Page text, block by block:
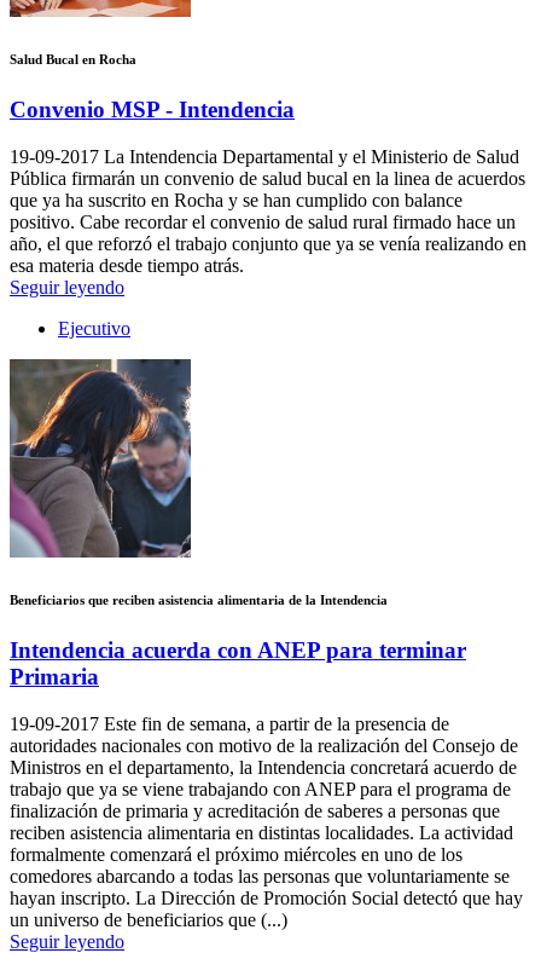
Salud Bucal en Rocha
Convenio MSP - Intendencia
19-09-2017 La Intendencia Departamental y el Ministerio de Salud
Pública firmarán un convenio de salud bucal en la linea de acuerdos
que ya ha suscrito en Rocha y se han cumplido con balance
positivo. Cabe recordar el convenio de salud rural firmado hace un
año, el que reforzó el trabajo conjunto que ya se venía realizando en
esa materia desde tiempo atrás.
Seguir leyendo
Ejecutivo
Beneficiarios que reciben asistencia alimentaria de la Intendencia
Intendencia acuerda con ANEP para terminar
Primaria
19-09-2017 Este fin de semana, a partir de la presencia de
autoridades nacionales con motivo de la realización del Consejo de
Ministros en el departamento, la Intendencia concretará acuerdo de
trabajo que ya se viene trabajando con ANEP para el programa de
finalización de primaria y acreditación de saberes a personas que
reciben asistencia alimentaria en distintas localidades. La actividad
formalmente comenzará el próximo miércoles en uno de los
comedores abarcando a todas las personas que voluntariamente se
hayan inscripto. La Dirección de Promoción Social detectó que hay
un universo de beneficiarios que (...)
Seguir leyendo